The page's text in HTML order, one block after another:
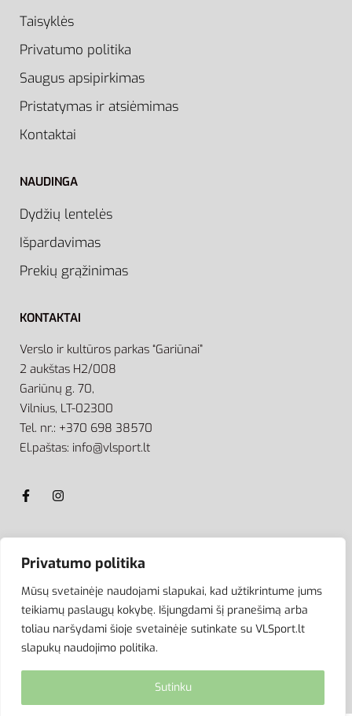
Privatumo politika
Mūsų svetainėje naudojami slapukai, kad užtikrintume jums
teikiamų paslaugų kokybę. Išjungdami šį pranešimą arba
toliau naršydami šioje svetainėje sutinkate su VLSport.lt
slapukų naudojimo politika.
Sutinku
Taisyklės
Privatumo politika
Saugus apsipirkimas
Pristatymas ir atsiėmimas
Kontaktai
NAUDINGA
Dydžių lentelės
Išpardavimas
Prekių grąžinimas
KONTAKTAI
Verslo ir kultūros parkas “Gariūnai”
2 aukštas H2/008
Gariūnų g. 70,
Vilnius, LT-02300
Tel. nr.: +370 698 38570
El.paštas: info@vlsport.lt